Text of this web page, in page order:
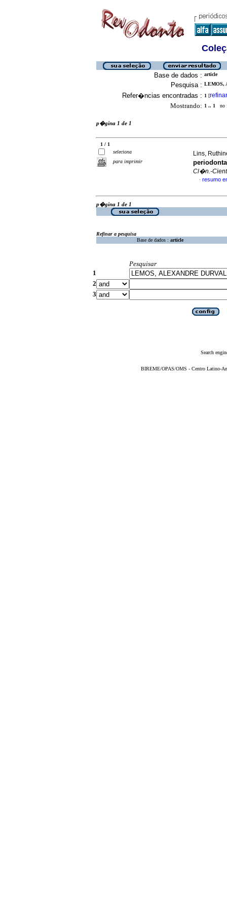
Base de dados : article
Pesquisa : LEMOS,
Refer�ncias encontradas : 1 [refinar
Mostrando: 1 .. 1 no
p�gina 1 de 1
1 / 1
seleciona
para imprimir
Lins,
Cl�n.-
· resumo
p�gina 1 de 1
Refinar a pesquisa
Base de dados : article
Pesquisar
1
2
3
Search
BIREME/OPAS/OMS - Centro Latino-